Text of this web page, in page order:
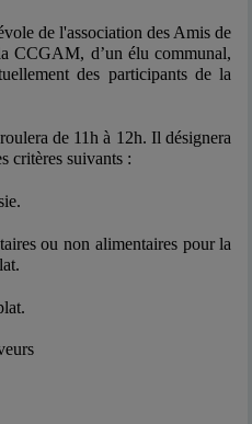
de l'association des Amis de
CCGAM, d’un élu communal,
des participants de la
de 11h à 12h. Il désignera
critères suivants :
ou non alimentaires pour la